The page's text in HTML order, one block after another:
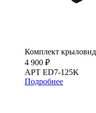
Комплект
4 900 ₽
АРТ ED7-125K
Подробнее